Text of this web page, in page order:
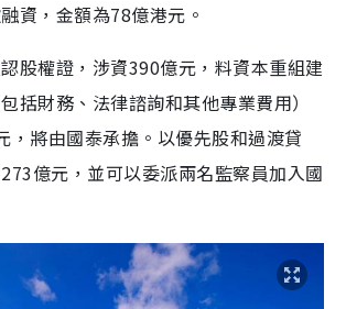
資，金額為78億港元。
股權證，涉資390億元，料資本重組建
括財務、法律諮詢和其他專業費用）
，將由國泰承擔。以優先股和過渡貸
億元，並可以委派兩名監察員加入國